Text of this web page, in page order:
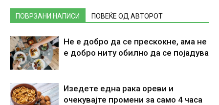
ПОВРЗАНИ НАПИСИ ПОВЕЌЕ ОД АВТОРОТ
Не е добро да се прескокне, ама не
е добро ниту обилно да се појадува
Изедете една рака ореви и
очекувајте промени за само 4 часа